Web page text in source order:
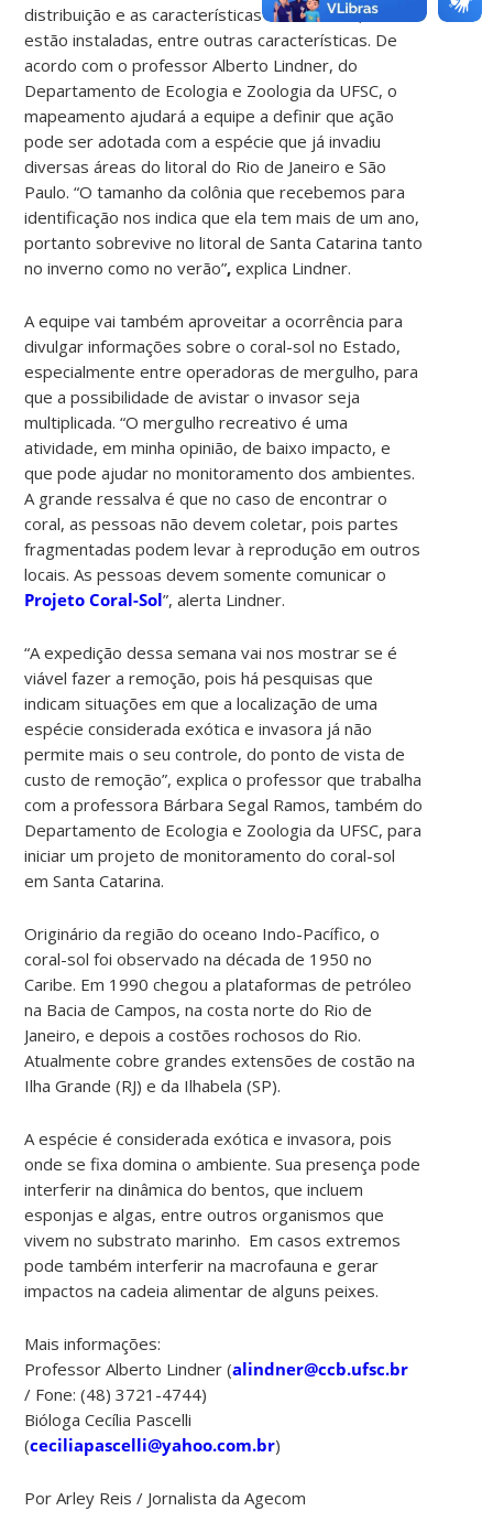
distribuição e as características das colônias, como
estão instaladas, entre outras características. De
acordo com o professor Alberto Lindner, do
Departamento de Ecologia e Zoologia da UFSC, o
mapeamento ajudará a equipe a definir que ação
pode ser adotada com a espécie que já invadiu
diversas áreas do litoral do Rio de Janeiro e São
Paulo. “O tamanho da colônia que recebemos para
identificação nos indica que ela tem mais de um ano,
portanto sobrevive no litoral de Santa Catarina tanto
no inverno como no verão”, explica Lindner.
A equipe vai também aproveitar a ocorrência para
divulgar informações sobre o coral-sol no Estado,
especialmente entre operadoras de mergulho, para
que a possibilidade de avistar o invasor seja
multiplicada. “O mergulho recreativo é uma
atividade, em minha opinião, de baixo impacto, e
que pode ajudar no monitoramento dos ambientes.
A grande ressalva é que no caso de encontrar o
coral, as pessoas não devem coletar, pois partes
fragmentadas podem levar à reprodução em outros
locais. As pessoas devem somente comunicar o
Projeto Coral-Sol”, alerta Lindner.
“A expedição dessa semana vai nos mostrar se é
viável fazer a remoção, pois há pesquisas que
indicam situações em que a localização de uma
espécie considerada exótica e invasora já não
permite mais o seu controle, do ponto de vista de
custo de remoção”, explica o professor que trabalha
com a professora Bárbara Segal Ramos, também do
Departamento de Ecologia e Zoologia da UFSC, para
iniciar um projeto de monitoramento do coral-sol
em Santa Catarina.
Originário da região do oceano Indo-Pacífico, o
coral-sol foi observado na década de 1950 no
Caribe. Em 1990 chegou a plataformas de petróleo
na Bacia de Campos, na costa norte do Rio de
Janeiro, e depois a costões rochosos do Rio.
Atualmente cobre grandes extensões de costão na
Ilha Grande (RJ) e da Ilhabela (SP).
A espécie é considerada exótica e invasora, pois
onde se fixa domina o ambiente. Sua presença pode
interferir na dinâmica do bentos, que incluem
esponjas e algas, entre outros organismos que
vivem no substrato marinho. Em casos extremos
pode também interferir na macrofauna e gerar
impactos na cadeia alimentar de alguns peixes.
Mais informações:
Professor Alberto Lindner (alindner@ccb.ufsc.br
/ Fone: (48) 3721-4744)
Bióloga Cecília Pascelli
(ceciliapascelli@yahoo.com.br)
Por Arley Reis / Jornalista da Agecom